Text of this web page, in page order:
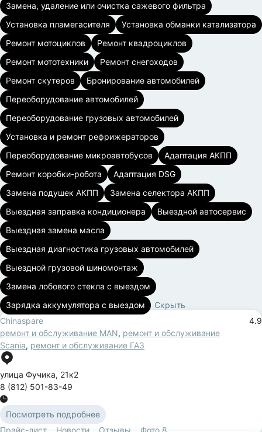
Замена, удаление или очистка сажевого фильтра
Установка пламегасителя
Установка обманки катализатора
Ремонт мотоциклов
Ремонт квадроциклов
Ремонт мототехники
Ремонт снегоходов
Ремонт скутеров
Бронирование автомобилей
Переоборудование автомобилей
Переоборудование грузовых автомобилей
Установка и ремонт рефрижераторов
Переоборудование микроавтобусов
Адаптация АКПП
Ремонт коробки-робота
Адаптация DSG
Замена подушек АКПП
Замена селектора АКПП
Выездная заправка кондиционера
Выездной автосервис
Выездная замена масла
Выездная диагностика грузовых автомобилей
Выездной грузовой шиномонтаж
Замена лобового стекла с выездом
Зарядка аккумулятора с выездом
Скрыть
Chinaspare
4.9
ремонт и обслуживание MAN, ремонт и обслуживание
Scania, ремонт и обслуживание ГАЗ
улица Фучика, 21к2
8 (812) 501-83-49
Посмотреть подробнее
Прайс-лист
Новости Отзывы Фото 8